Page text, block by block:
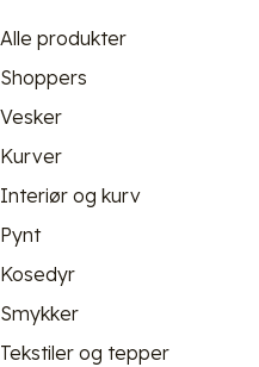
Alle produkter
Shoppers
Vesker
Kurver
Interiør og kurv
Pynt
Kosedyr
Smykker
Tekstiler og tepper